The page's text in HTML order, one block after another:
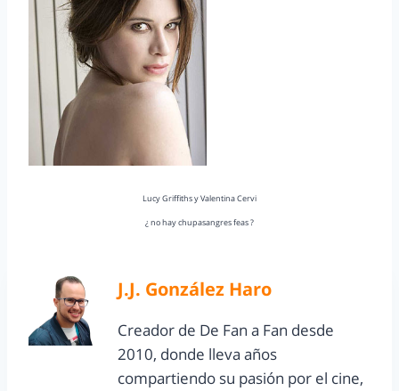
Lucy Griffiths y Valentina Cervi
¿ no hay chupasangres feas ?
J.J. González Haro
Creador de De Fan a Fan desde
2010, donde lleva años
compartiendo su pasión por el cine,